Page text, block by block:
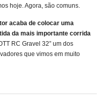
hoje. Agora, são comuns.
acaba de colocar uma
da mais importante corrida
RC Gravel 32” um dos
que vimos em muito